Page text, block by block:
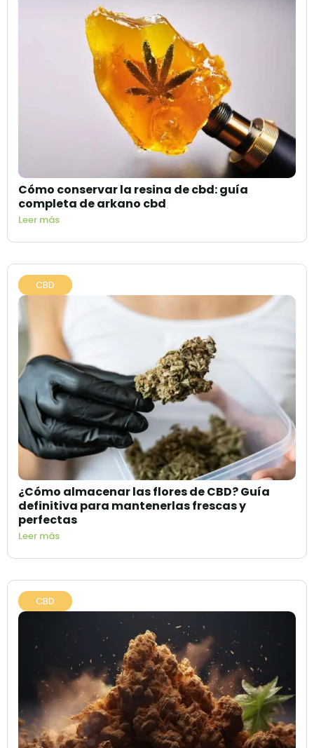
Cómo conservar la resina de cbd: guía
completa de arkano cbd
Leer más
CBD
¿Cómo almacenar las flores de CBD? Guía
definitiva para mantenerlas frescas y
perfectas
Leer más
CBD